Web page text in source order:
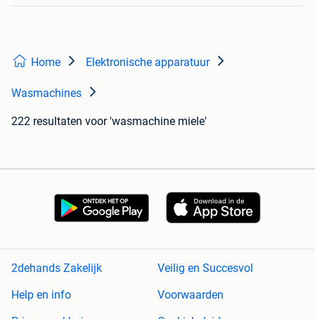
Home Elektronische apparatuur
Wasmachines
222 resultaten voor 'wasmachine miele'
2dehands Zakelijk
Veilig en Succesvol
Help en info
Voorwaarden